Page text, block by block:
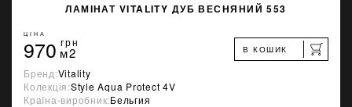
ЛАМІНАТ VITALITY ДУБ ВЕСНЯНИЙ 553
ЦІНА
970 грн
м2 В КОШИК
Бренд:Vitality
Колекція:Style Aqua Protect 4V
Країна-виробник:Бельгия